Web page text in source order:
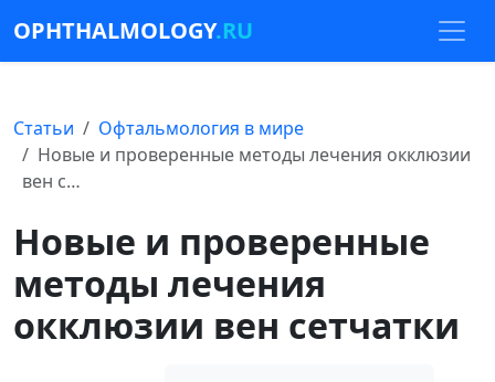
OPHTHALMOLOGY.RU
Статьи
Офтальмология в мире
Новые и проверенные методы лечения окклюзии
вен с…
Новые и проверенные
методы лечения
окклюзии вен сетчатки